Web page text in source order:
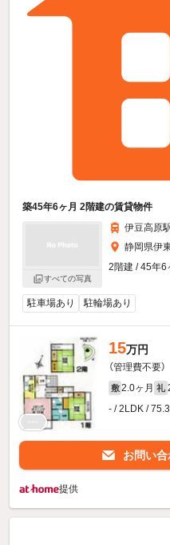
築45年6ヶ月 2階建の賃貸物件
すべての写真
伊豆高原駅
静岡県伊
2階建 / 45年6
駐車場あり 駐輪場あり
15万円
（管理費不要）
敷 2.0ヶ月 礼
- / 2LDK /
お問い
提供